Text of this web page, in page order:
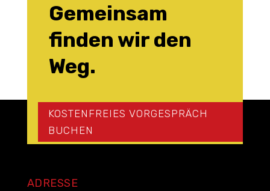
Gemeinsam
finden wir den
Weg.
KOSTENFREIES VORGESPRÄCH
BUCHEN
ADRESSE